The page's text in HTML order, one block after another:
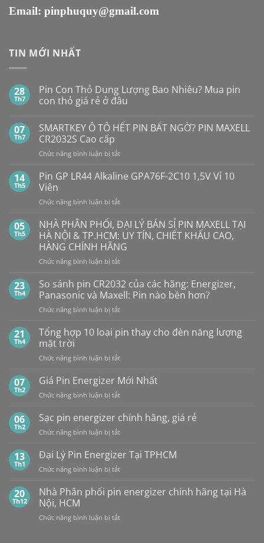
Email: pinphuquy@gmail.com
TIN MỚI NHẤT
28
Th7
Pin Con Thỏ Dung Lượng Bao Nhiêu? Mua pin
con thỏ giá rẻ ở đâu
bình
luận
ở
Pin
Con
Dung
Lượng
Bao
Nhiêu?
Mua
con
thỏ
giá
rẻ
ở
đâu
07
Th7
SMARTKEY Ô TÔ HẾT PIN BẤT NGỜ? PIN MAXELL
CR2032S Cao cấp
Chức năng bình luận bị tắtở
Ô
PIN
NGỜ?
PIN
MAXELL
CR2032S Cao
cấp
14
Th5
Pin GP LR44 Alkaline GPA76F-2C10 1,5V Vỉ 10
Viên
Chức năng bình luận bị tắtở
GP
LR44
Alkaline
GPA76F-
2C10
Vỉ
10
Viên
05
Th5
NHÀ PHÂN PHỐI, ĐẠI LÝ BÁN SỈ PIN MAXELL TẠI
HÀ NỘI & TP.HCM: UY TÍN, CHIẾT KHẤU CAO,
HÀNG CHÍNH HÃNG
Chức năng bình luận bị tắtở
PHÂN
PHỐI,
ĐẠI
LÝ
SỈ
TẠI
NỘI
TÍN,
CHIẾT
CAO,
HÀNG
CHÍNH
23
Th4
So sánh pin CR2032 của các hãng: Energizer,
Panasonic và Maxell: Pin nào bền hơn?
Chức năng bình luận bị tắtở
sánh
của
hãng:
Panasonic
Maxell:
Pin
bền
hơn?
21
Th4
Tổng hợp 10 loại pin thay cho đèn năng lượng
mặt trời
Chức năng bình luận bị tắtở
hợp
loại
thay
đèn
lượng
mặt
07
Th2
Giá Pin Energizer Mới Nhất
Chức năng bình luận bị tắtở
Pin
Mới
06
Th2
Sạc pin energizer chính hãng, giá rẻ
Chức năng bình luận bị tắtở
pin
energizer
chính
giá
13
Th1
Đại Lý Pin Energizer Tại TPHCM
Chức năng bình luận bị tắtở
Lý
Tại
20
Th12
Nhà Phân phối pin energizer chính hãng tại Hà
Nội, HCM
Chức năng bình luận bị tắtở